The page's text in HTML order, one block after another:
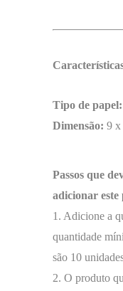
Tipo de papel:
Dimensão: 9 x
Passos que
adicionar
1. Adicione a
quantidade
são 10
2. O produto